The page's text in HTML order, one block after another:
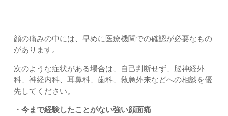
顔の痛みの中には、早めに医療機関での確認が必要なもの
があります。
次のような症状がある場合は、自己判断せず、脳神経外
科、神経内科、耳鼻科、歯科、救急外来などへの相談を優
先してください。
・今まで経験したことがない強い顔面痛